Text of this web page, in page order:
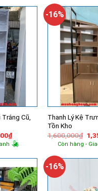
Cũ,
₫Giá
hiện
tại
1,600,000₫.
-16%
Thanh Lý Kệ
Tồn Kho
1,600,000₫ Giá
gốc
là:
Còn hàng -
-16%